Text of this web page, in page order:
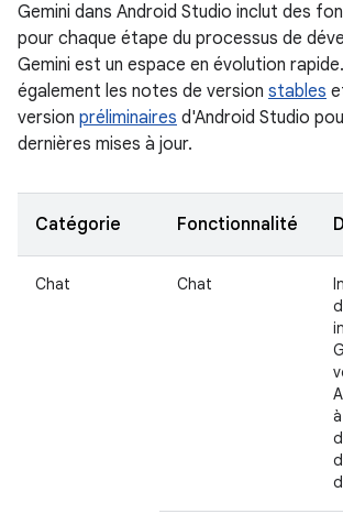
Gemini dans Android Studio inclut des
pour chaque étape du processus de
Gemini est un espace en évolution
également les notes de version stables
version préliminaires d'Android Studio
dernières mises à jour.
Catégorie Fonctionnalité
Chat Chat